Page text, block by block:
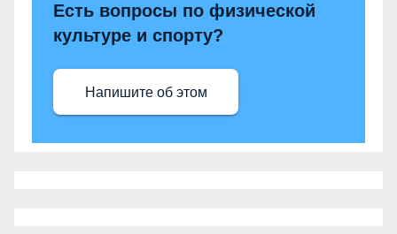
Есть вопросы по физической
культуре и спорту?
Напишите об этом